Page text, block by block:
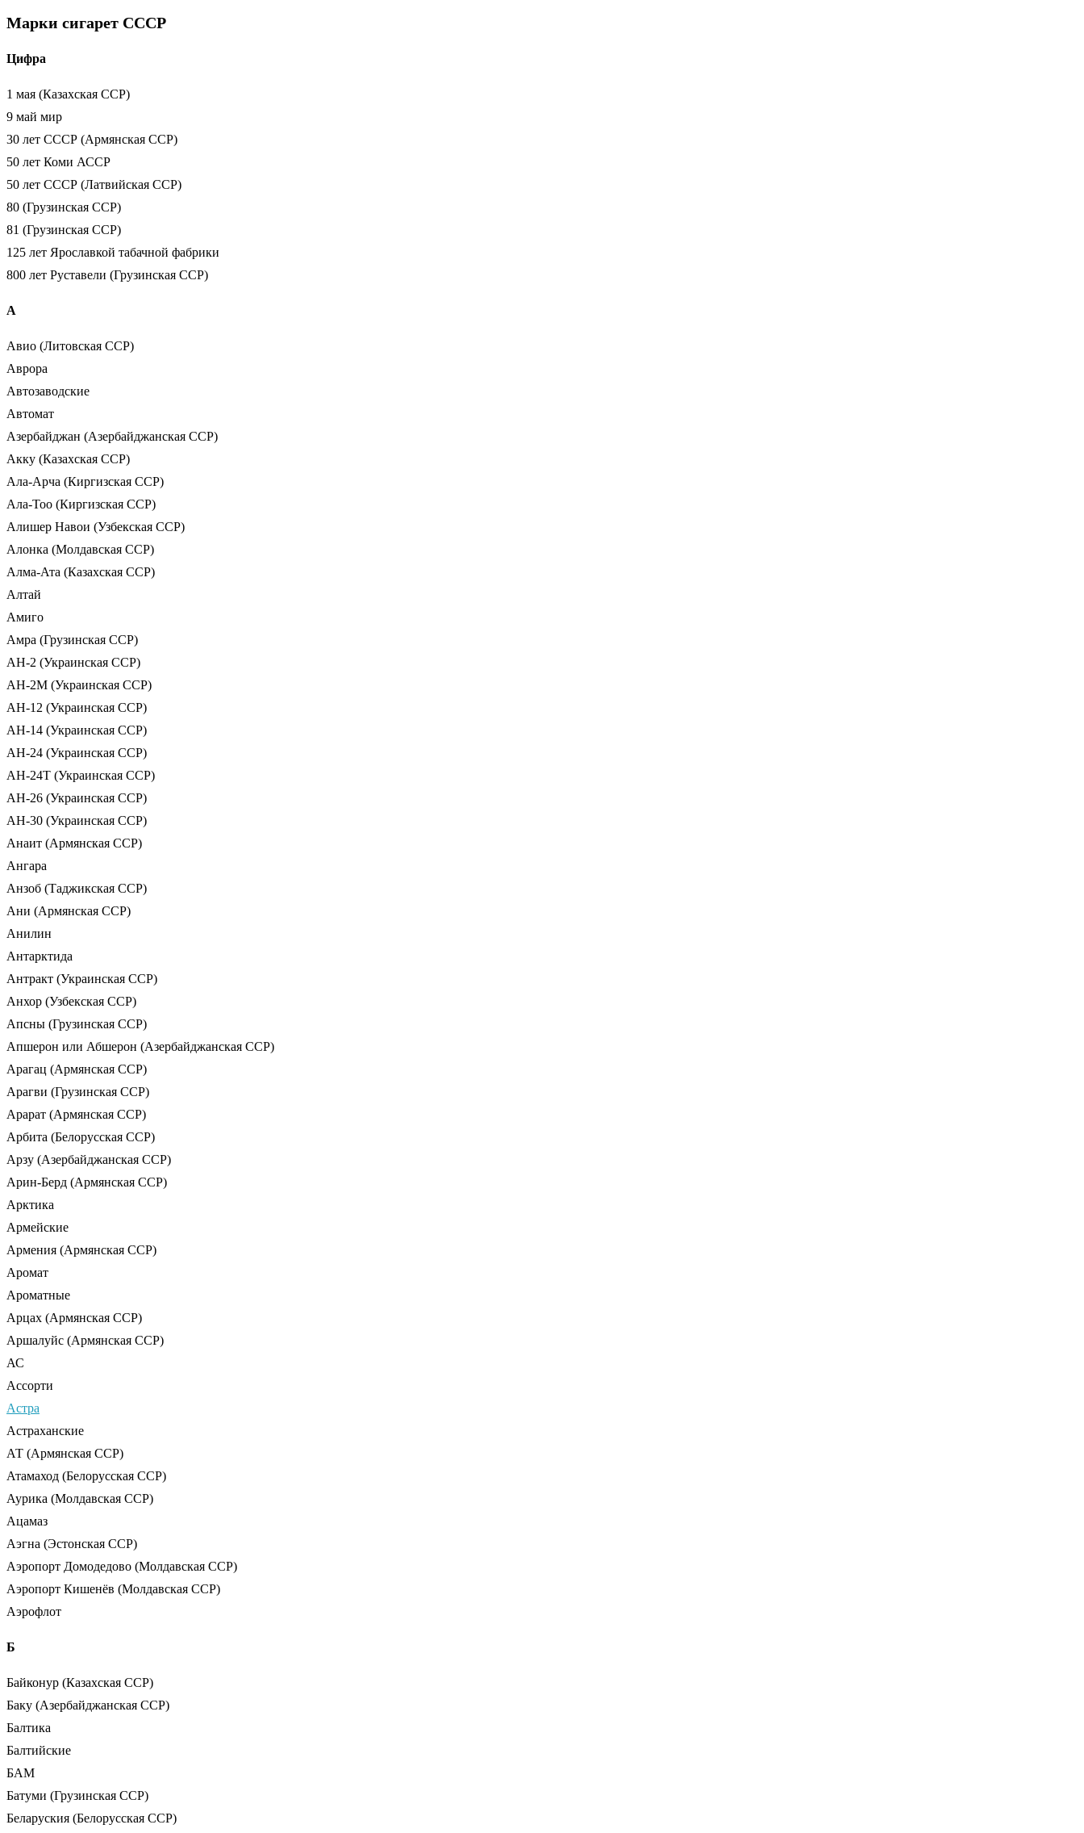
Марки сигарет СССР
Цифра
1 мая (Казахская ССР)
9 май мир
30 лет СССР (Армянская ССР)
50 лет Коми АССР
50 лет СССР (Латвийская ССР)
80 (Грузинская ССР)
81 (Грузинская ССР)
125 лет Ярославкой табачной фабрики
800 лет Руставели (Грузинская ССР)
А
Авио (Литовская ССР)
Аврора
Автозаводские
Автомат
Азербайджан (Азербайджанская ССР)
Акку (Казахская ССР)
Ала-Арча (Киргизская ССР)
Ала-Тоо (Киргизская ССР)
Алишер Навои (Узбекская ССР)
Алонка (Молдавская ССР)
Алма-Ата (Казахская ССР)
Алтай
Амиго
Амра (Грузинская ССР)
АН-2 (Украинская ССР)
АН-2М (Украинская ССР)
АН-12 (Украинская ССР)
АН-14 (Украинская ССР)
АН-24 (Украинская ССР)
АН-24Т (Украинская ССР)
АН-26 (Украинская ССР)
АН-30 (Украинская ССР)
Анаит (Армянская ССР)
Ангара
Анзоб (Таджикская ССР)
Ани (Армянская ССР)
Анилин
Антарктида
Антракт (Украинская ССР)
Анхор (Узбекская ССР)
Апсны (Грузинская ССР)
Апшерон или Абшерон (Азербайджанская ССР)
Арагац (Армянская ССР)
Арагви (Грузинская ССР)
Арарат (Армянская ССР)
Арбита (Белорусская ССР)
Арзу (Азербайджанская ССР)
Арин-Берд (Армянская ССР)
Арктика
Армейские
Армения (Армянская ССР)
Аромат
Ароматные
Арцах (Армянская ССР)
Аршалуйс (Армянская ССР)
АС
Ассорти
Астра
Астраханские
АТ (Армянская ССР)
Атамаход (Белорусская ССР)
Аурика (Молдавская ССР)
Ацамаз
Аэгна (Эстонская ССР)
Аэропорт Домодедово (Молдавская ССР)
Аэропорт Кишенёв (Молдавская ССР)
Аэрофлот
Б
Байконур (Казахская ССР)
Баку (Азербайджанская ССР)
Балтика
Балтийские
БАМ
Батуми (Грузинская ССР)
Беларуския (Белорусская ССР)